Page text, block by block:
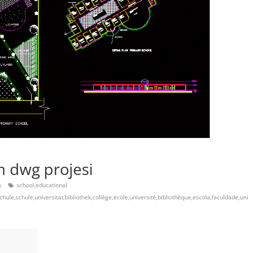
dwg projesi
school,educational